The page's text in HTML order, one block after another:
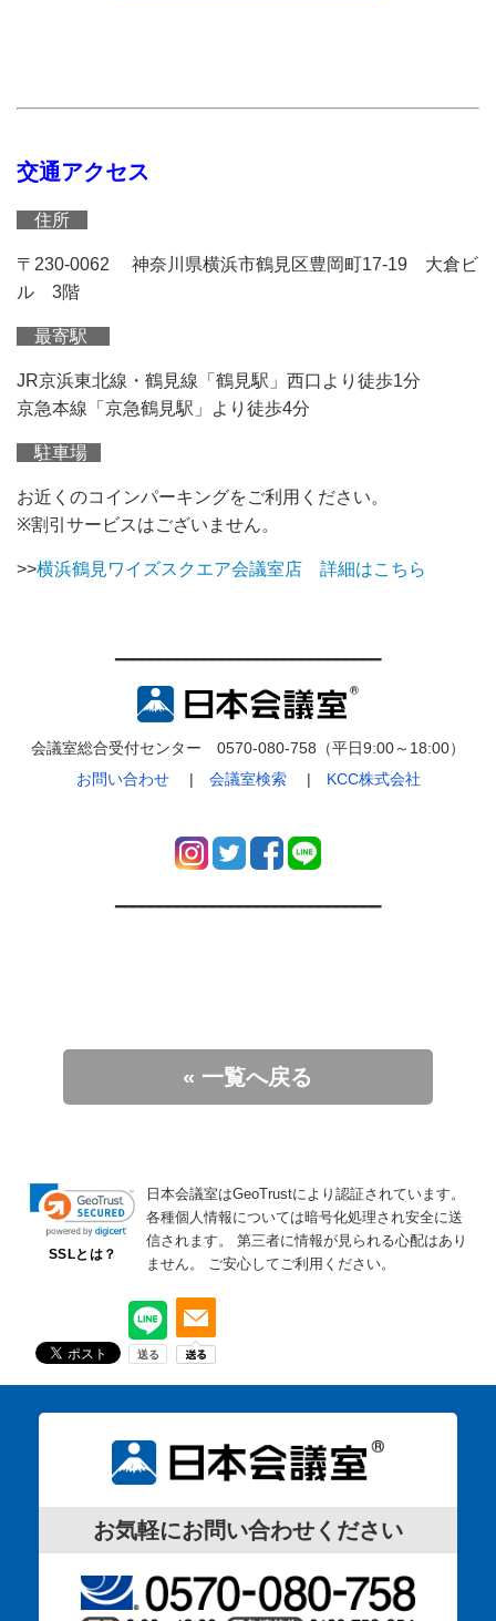
交通アクセス
住所
〒230-0062 神奈川県横浜市鶴見区豊岡町17-19 大倉ビ
ル 3階
最寄駅
JR京浜東北線・鶴見線「鶴見駅」西口より徒歩1分
京急本線「京急鶴見駅」より徒歩4分
駐車場
お近くのコインパーキングをご利用ください。
※割引サービスはございません。
>>横浜鶴見ワイズスクエア会議室店 詳細はこちら
━━━━━━━━━━━━━━━━━━━━━━━━━━━━━━
会議室総合受付センター 0570-080-758（平日9:00～18:00）
お問い合わせ| 会議室検索| KCC株式会社
━━━━━━━━━━━━━━━━━━━━━━━━━━━━━━
« 一覧へ戻る
SSLとは？
日本会議室はGeoTrustにより認証されています。
各種個人情報については暗号化処理され安全に送
信されます。
第三者に情報が見られる心配はあり
ません。
ご安心してご利用ください。
お気軽にお問い合わせください